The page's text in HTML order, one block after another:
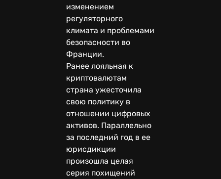
изменением
регуляторного
климата и проблемами
безопасности во
Франции.
Ранее лояльная к
криптовалютам
страна ужесточила
свою политику в
отношении цифровых
активов. Параллельно
за последний год в ее
юрисдикции
произошла целая
серия похищений